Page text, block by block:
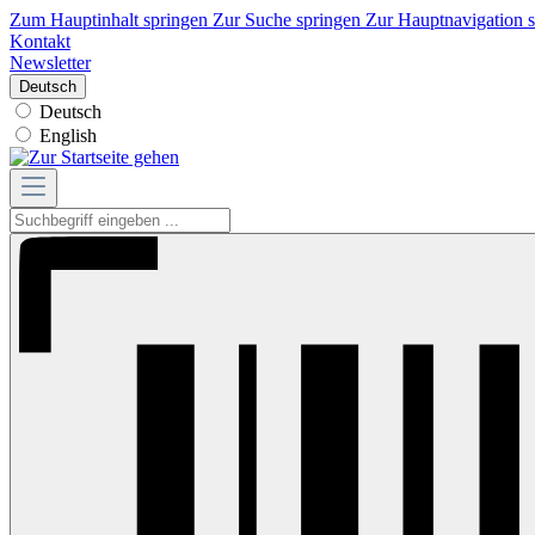
Zum Hauptinhalt springen Zur Suche springen Zur Hauptnavigation
Kontakt
Newsletter
Deutsch
Deutsch
English